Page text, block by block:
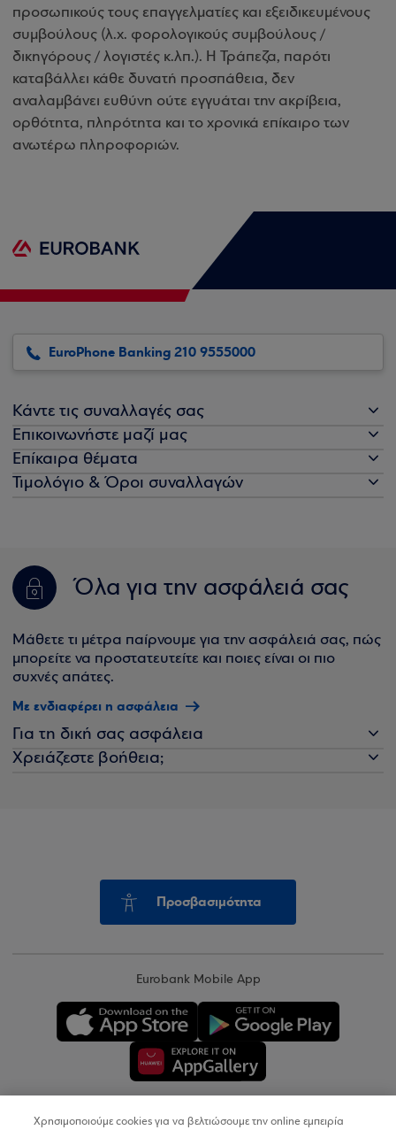
προσωπικούς τους επαγγελματίες και εξειδικευμένους
συμβούλους (λ.χ. φορολογικούς συμβούλους /
δικηγόρους / λογιστές κ.λπ.). Η Τράπεζα, παρότι
καταβάλλει κάθε δυνατή προσπάθεια, δεν
αναλαμβάνει ευθύνη ούτε εγγυάται την ακρίβεια,
ορθότητα, πληρότητα και το χρονικά επίκαιρο των
ανωτέρω πληροφοριών.
EuroPhone Banking 210 9555000
Κάντε τις συναλλαγές σας
Επικοινωνήστε μαζί μας
Επίκαιρα θέματα
Τιμολόγιο & Όροι συναλλαγών
Όλα για την ασφάλειά σας
Μάθετε τι μέτρα παίρνουμε για την ασφάλειά σας, πώς
μπορείτε να προστατευτείτε και ποιες είναι οι πιο
συχνές απάτες.
Με ενδιαφέρει η ασφάλεια
Για τη δική σας ασφάλεια
Χρειάζεστε βοήθεια;
Προσβασιμότητα
Eurobank Mobile App
Χρησιμοποιούμε cookies για να βελτιώσουμε την online εμπειρία